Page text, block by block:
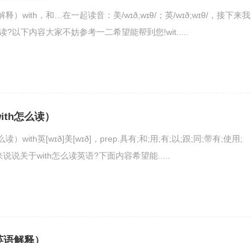
释）with，和…在一起读音：美/wɪð,wɪθ/；英/wɪð;wɪθ/，接下来我
?以下内容大家不妨参考一二希望能帮到您!wit.....
怎么读）
读）with英[wɪð]美[wɪð]，prep.具有;和;用;有;以;跟;同;带有;使用;
说关于with怎么读英语?下面内容希望能.....
解释）